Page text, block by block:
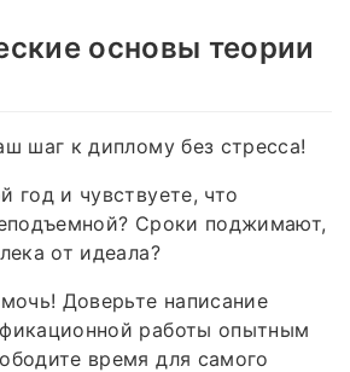
основы теории
шаг к диплому без стресса!
год и чувствуете, что
Сроки поджимают,
от идеала?
Доверьте написание
работы опытным
время для самого